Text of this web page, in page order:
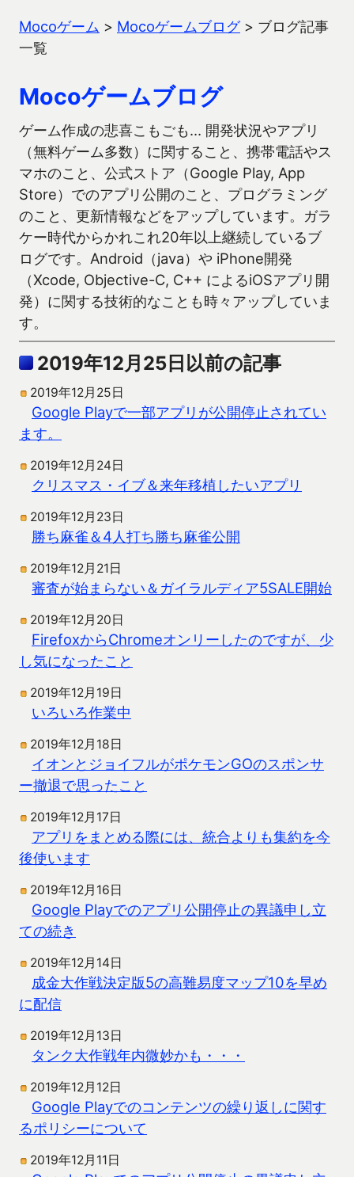
Mocoゲーム > Mocoゲームブログ> ブログ記事
一覧
Mocoゲームブログ
ゲーム作成の悲喜こもごも… 開発状況やアプリ
（無料ゲーム多数）に関すること、携帯電話やス
マホのこと、公式ストア（Google Play, App
Store）でのアプリ公開のこと、プログラミング
のこと、更新情報などをアップしています。ガラ
ケー時代からかれこれ20年以上継続しているブ
ログです。Android（java）や iPhone開発
（Xcode, Objective-C, C++ によるiOSアプリ開
発）に関する技術的なことも時々アップしていま
す。
2019年12月25日以前の記事
2019年12月25日
Google Playで一部アプリが公開停止されてい
ます。
2019年12月24日
クリスマス・イブ＆来年移植したいアプリ
2019年12月23日
勝ち麻雀＆4人打ち勝ち麻雀公開
2019年12月21日
審査が始まらない＆ガイラルディア5SALE開始
2019年12月20日
FirefoxからChromeオンリーしたのですが、少
し気になったこと
2019年12月19日
いろいろ作業中
2019年12月18日
イオンとジョイフルがポケモンGOのスポンサ
ー撤退で思ったこと
2019年12月17日
アプリをまとめる際には、統合よりも集約を今
後使います
2019年12月16日
Google Playでのアプリ公開停止の異議申し立
ての続き
2019年12月14日
成金大作戦決定版5の高難易度マップ10を早め
に配信
2019年12月13日
タンク大作戦年内微妙かも・・・
2019年12月12日
Google Playでのコンテンツの繰り返しに関す
るポリシーについて
2019年12月11日